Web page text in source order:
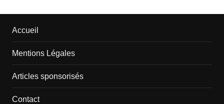
Accueil
Mentions Légales
Articles sponsorisés
Contact